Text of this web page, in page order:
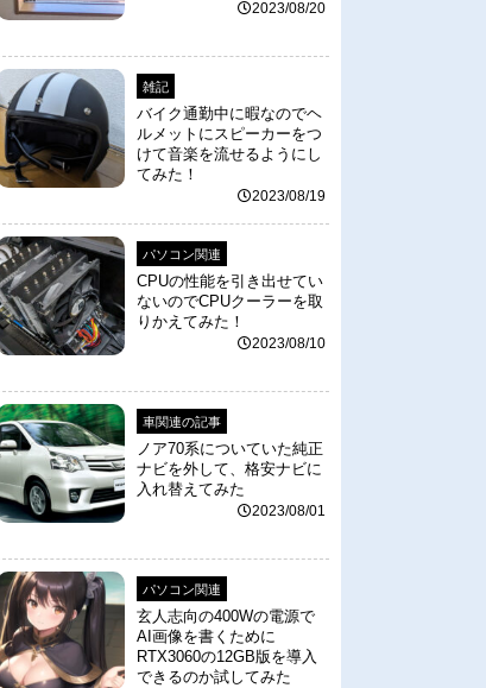
2023/08/20
雑記
バイク通勤中に暇なのでヘ
ルメットにスピーカーをつ
けて音楽を流せるようにし
てみた！
2023/08/19
パソコン関連
CPUの性能を引き出せてい
ないのでCPUクーラーを取
りかえてみた！
2023/08/10
車関連の記事
ノア70系についていた純正
ナビを外して、格安ナビに
入れ替えてみた
2023/08/01
パソコン関連
玄人志向の400Wの電源で
AI画像を書くために
RTX3060の12GB版を導入
できるのか試してみた